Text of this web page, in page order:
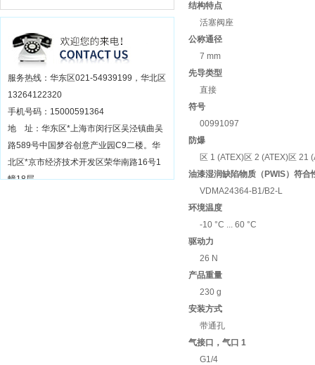
服务热线：华东区021-54939199，华北区
13264122320
手机号码：15000591364
地 址：华东区*上海市闵行区吴泾镇曲吴
路589号中国梦谷创意产业园C9二楼。华
北区*京市经济技术开发区荣华南路16号1
幢18层
结构特点
活塞阀座
公称通径
7 mm
先导类型
直接
符号
00991097
防爆
区 1 (ATEX)区 2 (ATEX)区 21
油漆湿润缺陷物质（PWIS）符合
VDMA24364-B1/B2-L
环境温度
-10 °C ... 60 °C
驱动力
26 N
产品重量
230 g
安装方式
带通孔
气接口，气口 1
G1/4